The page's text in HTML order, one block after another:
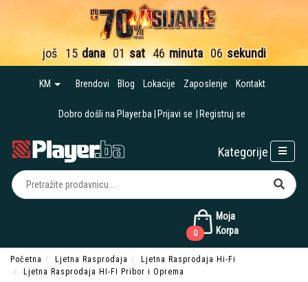
još 15 dana 01 sat 46 minuta 06 sekundi
KM Brendovi Blog Lokacije Zaposlenje Kontakt
Dobro došli na Player.ba Prijavi se Registruj se
Moja
Korpa
0
Kategorije
Početna Ljetna Rasprodaja
Ljetna Rasprodaja Hi-Fi
Ljetna Rasprodaja HI-FI Pribor i Oprema